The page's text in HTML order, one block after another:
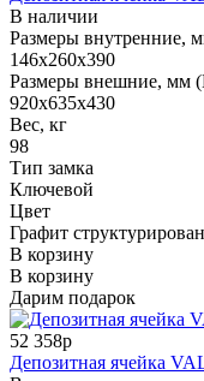
В наличии
Размеры внутренние,
146x260x390
Размеры внешние, мм
920x635x430
Вес, кг
98
Тип замка
Ключевой
Цвет
Графит
В корзину
В корзину
Дарим подарок
52 358р
Депозитная ячейка